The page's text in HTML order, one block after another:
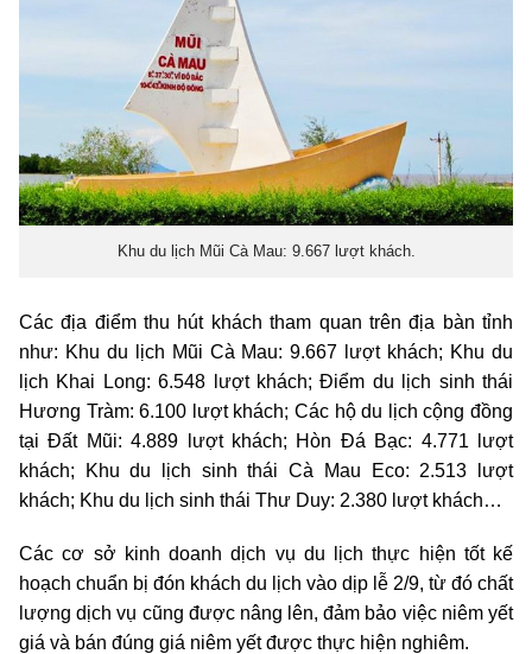
Khu du lịch Mũi Cà Mau: 9.667 lượt khách.
Các địa điểm thu hút khách tham quan trên địa bàn tỉnh
như: Khu du lịch Mũi Cà Mau: 9.667 lượt khách; Khu du
lịch Khai Long: 6.548 lượt khách; Điểm du lịch sinh thái
Hương Tràm: 6.100 lượt khách; Các hộ du lịch cộng đồng
tại Đất Mũi: 4.889 lượt khách; Hòn Đá Bạc: 4.771 lượt
khách; Khu du lịch sinh thái Cà Mau Eco: 2.513 lượt
khách; Khu du lịch sinh thái Thư Duy: 2.380 lượt khách…
Các cơ sở kinh doanh dịch vụ du lịch thực hiện tốt kế
hoạch chuẩn bị đón khách du lịch vào dịp lễ 2/9, từ đó chất
lượng dịch vụ cũng được nâng lên, đảm bảo việc niêm yết
giá và bán đúng giá niêm yết được thực hiện nghiêm.